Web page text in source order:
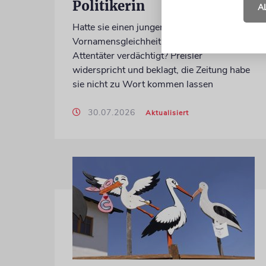
Politikerin
Hatte sie einen jungen Mann wegen einer
Vornamensgleichheit zu Unrecht als CSD-
Attentäter verdächtigt? Preisler
widerspricht und beklagt, die Zeitung habe
sie nicht zu Wort kommen lassen
30.07.2026 Aktualisiert